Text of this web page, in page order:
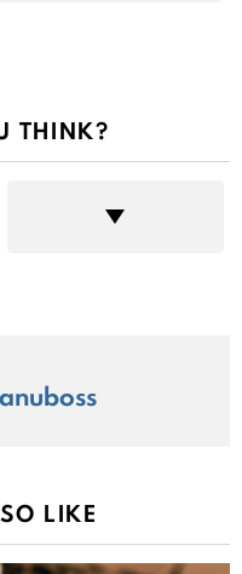
THINK?
LIKE